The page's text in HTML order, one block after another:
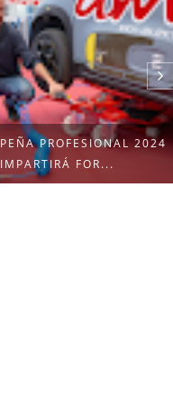
PEÑA PROFESIONAL 2024
IMPARTIRÁ FOR...